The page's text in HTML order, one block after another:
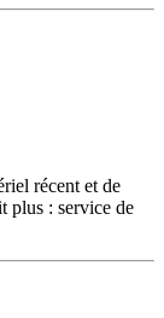
récent et de
plus : service de